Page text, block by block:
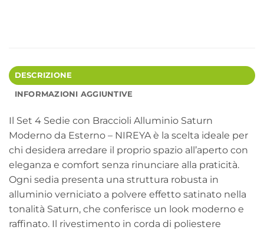
DESCRIZIONE
INFORMAZIONI AGGIUNTIVE
Il Set 4 Sedie con Braccioli Alluminio Saturn
Moderno da Esterno – NIREYA è la scelta ideale per
chi desidera arredare il proprio spazio all’aperto con
eleganza e comfort senza rinunciare alla praticità.
Ogni sedia presenta una struttura robusta in
alluminio verniciato a polvere effetto satinato nella
tonalità Saturn, che conferisce un look moderno e
raffinato. Il rivestimento in corda di poliestere